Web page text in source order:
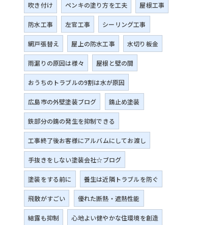
吹き付け ペンキの塗り方を工夫 屋根工事
防水工事 左官工事 シーリング工事
網戸張替え 屋上の防水工事 水切り板金
雨漏りの原因は様々 屋根と壁の間
おうちのトラブルの9割は水が原因
広島市の外壁塗装ブログ 錆止め塗装
鉄部分の錆の発生を抑制できる
工事終了後お客様にアルバムにしてお渡し
手抜きをしない塗装会社☆ブログ
塗装をする前に 養生は近隣トラブルを防ぐ
飛散がすごい 優れた断熱・遮熱性能
結露も抑制 心地よい健やかな住環境を創造